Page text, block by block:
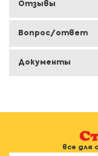
Отзывы
Вопрос/ответ
Документы
все для